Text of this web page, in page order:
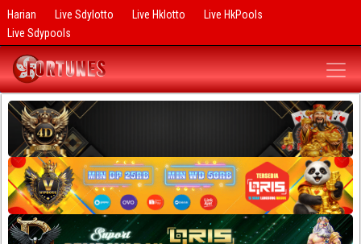
Harian Live Sdylotto Live Hklotto
Live HkPools
Live Sdypools